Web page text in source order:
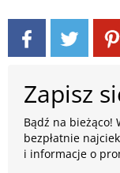
Zapisz
Bądź na bieżąco!
bezpłatnie
i informacje o